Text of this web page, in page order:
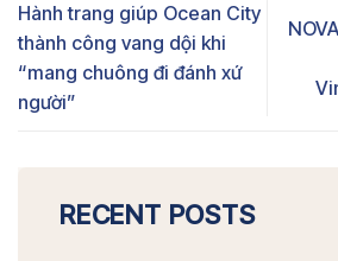
Hành trang giúp Ocean City
thành công vang dội khi
“mang chuông đi đánh xứ
người”
RECENT POSTS